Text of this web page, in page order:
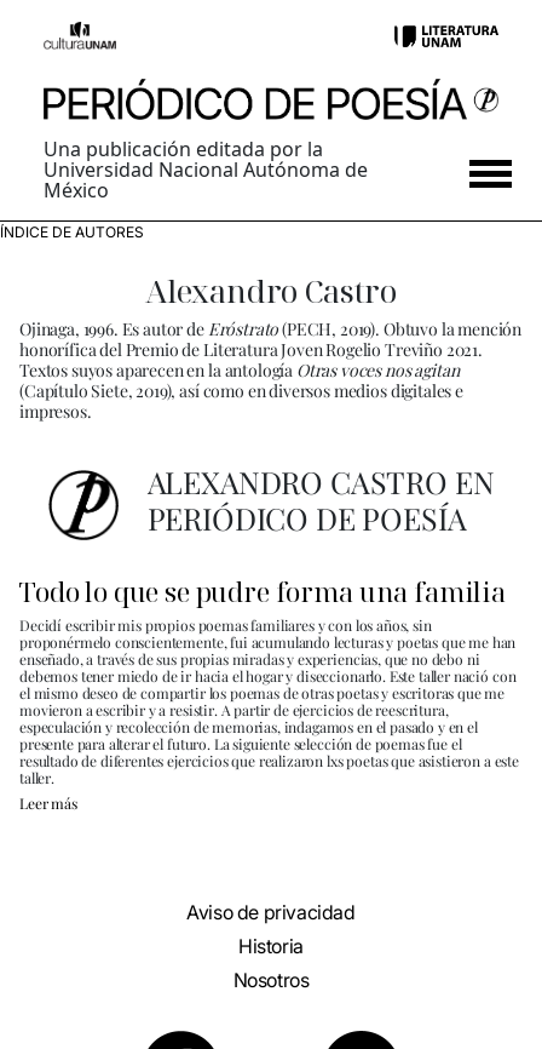
Una publicación editada por la
Universidad Nacional Autónoma de
México
ÍNDICE DE AUTORES
Alexandro Castro
Ojinaga, 1996. Es autor deEróstrato(PECH, 2019). Obtuvo la mención
honorífica del Premio de Literatura Joven Rogelio Treviño 2021.
Textos suyos aparecen en la antología Otras voces nos agitan
(Capítulo Siete, 2019), así como en diversos medios digitales e
impresos.
ALEXANDRO CASTRO EN
PERIÓDICO DE POESÍA
Todo lo que se pudre forma una familia
Decidí escribir mis propios poemas familiares y con los años, sin
proponérmelo conscientemente, fui acumulando lecturas y poetas que me han
enseñado, a través de sus propias miradas y experiencias, que no debo ni
debemos tener miedo de ir hacia el hogar y diseccionarlo. Este taller nació con
el mismo deseo de compartir los poemas de otras poetas y escritoras que me
movieron a escribir y a resistir. A partir de ejercicios de reescritura,
especulación y recolección de memorias, indagamos en el pasado y en el
presente para alterar el futuro. La siguiente selección de poemas fue el
resultado de diferentes ejercicios que realizaron lxs poetas que asistieron a este
taller.
Leer más
Aviso de privacidad
Historia
Nosotros